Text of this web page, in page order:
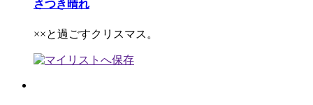
さつき晴れ
××と過ごすクリスマス。